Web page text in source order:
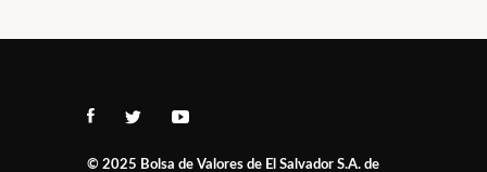
© 2025 Bolsa de Valores de El Salvador S.A. de